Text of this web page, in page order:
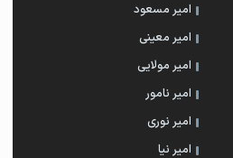
امیر مسعود
امیر معینی
امیر مولایی
امیر نامور
امیر نوری
امیر نیا